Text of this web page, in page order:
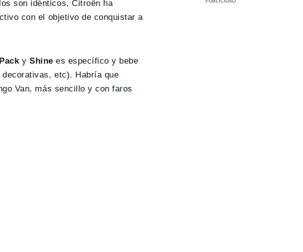
son idénticos, Citroën ha
con el objetivo de conquistar a
y Shine es específico y bebe
etc). Habría que
Van, más sencillo y con faros